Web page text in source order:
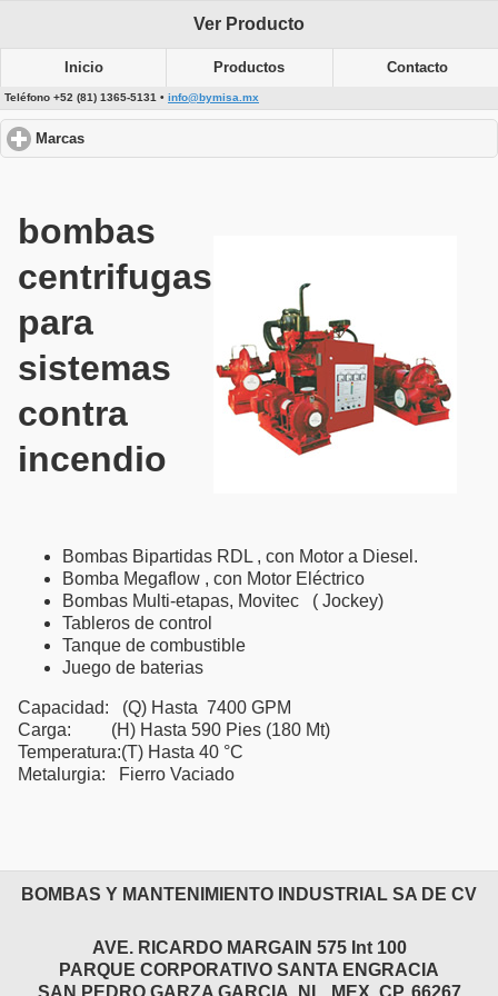
Ver Producto
Inicio Productos Contacto
Teléfono +52 (81) 1365-5131 • info@bymisa.mx
Marcas
bombas
centrifugas
para
sistemas
contra
incendio
Bombas Bipartidas RDL , con Motor a Diesel.
Bomba Megaflow , con Motor Eléctrico
Bombas Multi-etapas, Movitec ( Jockey)
Tableros de control
Tanque de combustible
Juego de baterias
Capacidad: (Q) Hasta 7400 GPM
Carga: (H) Hasta 590 Pies (180 Mt)
Temperatura:(T) Hasta 40 °C
Metalurgia: Fierro Vaciado
BOMBAS Y MANTENIMIENTO INDUSTRIAL SA DE CV
AVE. RICARDO MARGAIN 575 Int 100
PARQUE CORPORATIVO SANTA ENGRACIA
SAN PEDRO GARZA GARCIA, NL, MEX. CP. 66267